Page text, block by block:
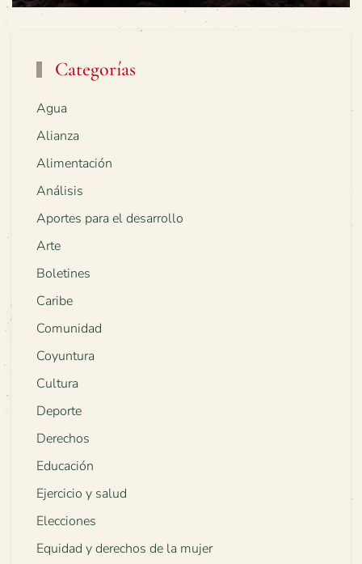
Categorías
Agua
Alianza
Alimentación
Análisis
Aportes para el desarrollo
Arte
Boletines
Caribe
Comunidad
Coyuntura
Cultura
Deporte
Derechos
Educación
Ejercicio y salud
Elecciones
Equidad y derechos de la mujer